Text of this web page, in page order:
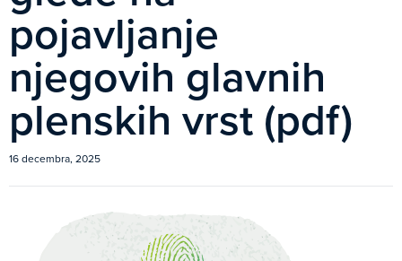
pojavljanje
njegovih glavnih
plenskih vrst (pdf)
16 decembra, 2025